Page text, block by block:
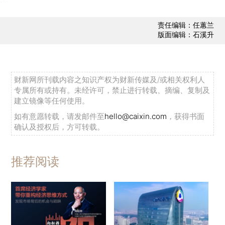
责任编辑：任蕙兰
版面编辑：石溪升
财新网所刊载内容之知识产权为财新传媒及/或相关权利人
专属所有或持有。未经许可，禁止进行转载、摘编、复制及
建立镜像等任何使用。
如有意愿转载，请发邮件至hello@caixin.com ，获得书面
确认及授权后，方可转载。
推荐阅读